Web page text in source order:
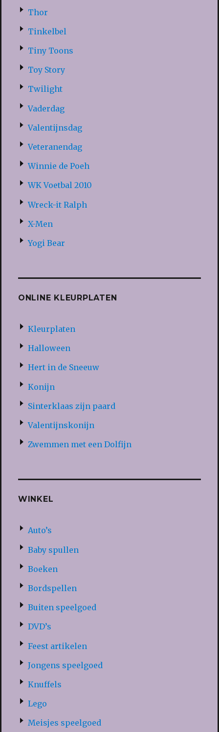
Thor
Tinkelbel
Tiny Toons
Toy Story
Twilight
Vaderdag
Valentijnsdag
Veteranendag
Winnie de Poeh
WK Voetbal 2010
Wreck-it Ralph
X-Men
Yogi Bear
ONLINE KLEURPLATEN
Kleurplaten
Halloween
Hert in de Sneeuw
Konijn
Sinterklaas zijn paard
Valentijnskonijn
Zwemmen met een Dolfijn
WINKEL
Auto’s
Baby spullen
Boeken
Bordspellen
Buiten speelgoed
DVD’s
Feest artikelen
Jongens speelgoed
Knuffels
Lego
Meisjes speelgoed